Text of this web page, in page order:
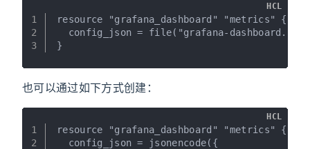
1
2
3
resource "grafana_dashboard" "metrics" {
config_json = file("grafana-
}
HCL
也可以通过如下方式创建：
1
2
resource "grafana_dashboard" "metrics" {
  config_json = jsonencode({
HCL